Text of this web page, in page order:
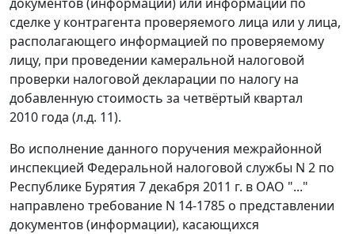
сделке у контрагента проверяемого лица или у лица,
располагающего информацией по проверяемому
лицу, при проведении камеральной налоговой
проверки налоговой декларации по налогу на
добавленную стоимость за четвёртый квартал
2010 года (л.д. 11).
Во исполнение данного поручения межрайонной
инспекцией Федеральной налоговой службы N 2 по
Республике Бурятия 7 декабря 2011 г. в ОАО "..."
направлено требование N 14-1785 о представлении
документов (информации), касающихся